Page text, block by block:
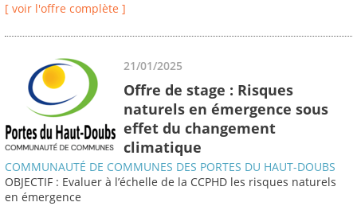
[ voir l'offre complète ]
21/01/2025
Offre de stage : Risques
naturels en émergence sous
effet du changement
climatique
COMMUNAUTÉ DE COMMUNES DES PORTES DU HAUT-DOUBS
OBJECTIF : Evaluer à l’échelle de la CCPHD les risques naturels
en émergence